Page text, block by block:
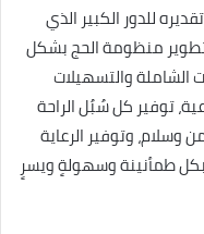
للدور الكبير الذي
منظومة الحج بشكل
الشاملة والتسهيلات
توفير كل سُبُل الراحة
وسلام، وتوفير الرعاية
طمأنينة وسهولةٍ ويسرٍ